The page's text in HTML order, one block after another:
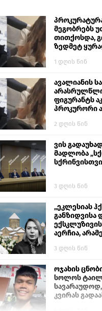
მეგობრებს
თითქოსდა,
ზედმეტ
ალექსანდრე
გიგა
1 დღის წინ
ავალიანის
ფიგურანტს
პროკურორი
2 დღის წინ
ვის
მადლობა
3 დღის წინ
„ეკლესიას
განზიდვისა
ექსკლუზივის
აერჩია,
3 დღის წინ
ოჯახის
სოლოს
კვირას